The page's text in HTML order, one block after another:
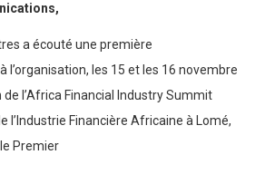
a écouté une première
l’organisation, les 15 et les 16 novembre
l’Africa Financial Industry Summit
l’Industrie Financière Africaine à Lomé,
Premier